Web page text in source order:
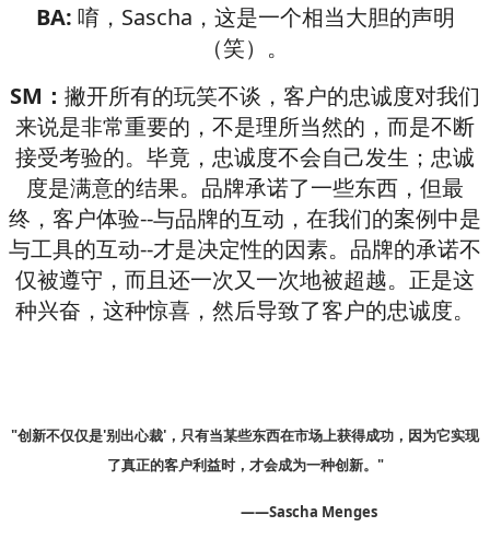
BA: 唷，Sascha，这是一个相当大胆的声明
（笑）。
SM： 撇开所有的玩笑不谈，客户的忠诚度对我们
来说是非常重要的，不是理所当然的，而是不断
接受考验的。毕竟，忠诚度不会自己发生；忠诚
度是满意的结果。品牌承诺了一些东西，但最
终，客户体验--与品牌的互动，在我们的案例中是
与工具的互动--才是决定性的因素。品牌的承诺不
仅被遵守，而且还一次又一次地被超越。正是这
种兴奋，这种惊喜，然后导致了客户的忠诚度。
"创新不仅仅是'别出心裁'，只有当某些东西在市场上获得成功，因为它实现
了真正的客户利益时，才会成为一种创新。"
——Sascha Menges